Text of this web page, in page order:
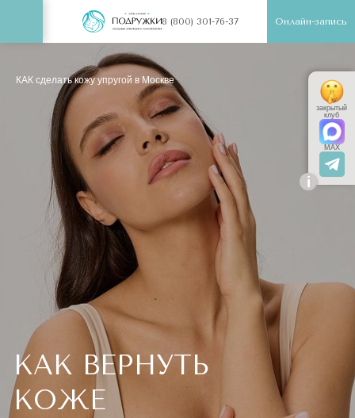
8 (800) 301-76-37 Онлайн-запись
КАК сделать кожу упругой в Москве
КАК ВЕРНУТЬ
КОЖЕ
i
закрытый
клуб
MAX